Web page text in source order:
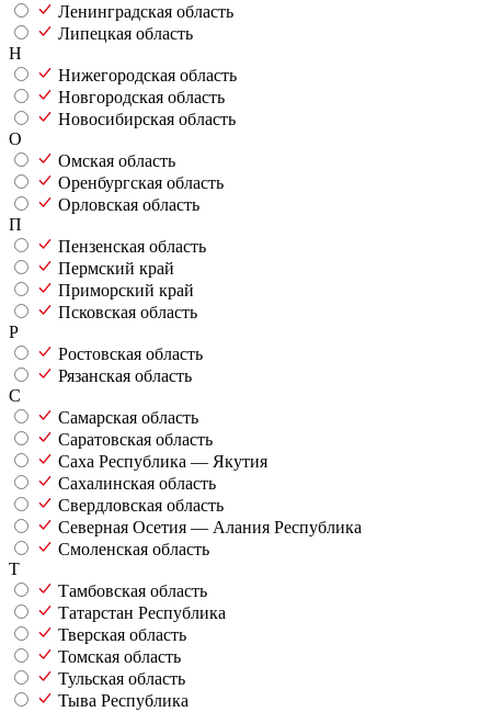
Ленинградская область
Липецкая область
Н
Нижегородская область
Новгородская область
Новосибирская область
О
Омская область
Оренбургская область
Орловская область
П
Пензенская область
Пермский край
Приморский край
Псковская область
Р
Ростовская область
Рязанская область
С
Самарская область
Саратовская область
Саха Республика — Якутия
Сахалинская область
Свердловская область
Северная Осетия — Алания Республика
Смоленская область
Т
Тамбовская область
Татарстан Республика
Тверская область
Томская область
Тульская область
Тыва Республика